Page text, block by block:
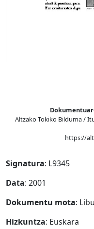
Altzako Tokiko Bilduma /
https://
Signatura: L9345
Data: 2001
Dokumentu mota:
Hizkuntza: Euskara